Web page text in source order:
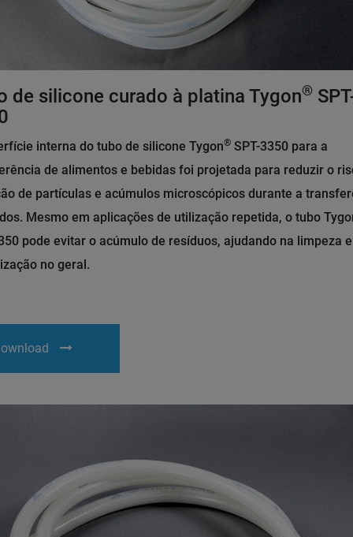
de silicone curado à platina Tygon®
interna do tubo de silicone Tygon® SPT-3350 para a
de alimentos e bebidas foi projetada para reduzir o
de partículas e acúmulos microscópicos durante a
Mesmo em aplicações de utilização repetida, o tubo
pode evitar o acúmulo de resíduos, ajudando na limpeza e
no geral.